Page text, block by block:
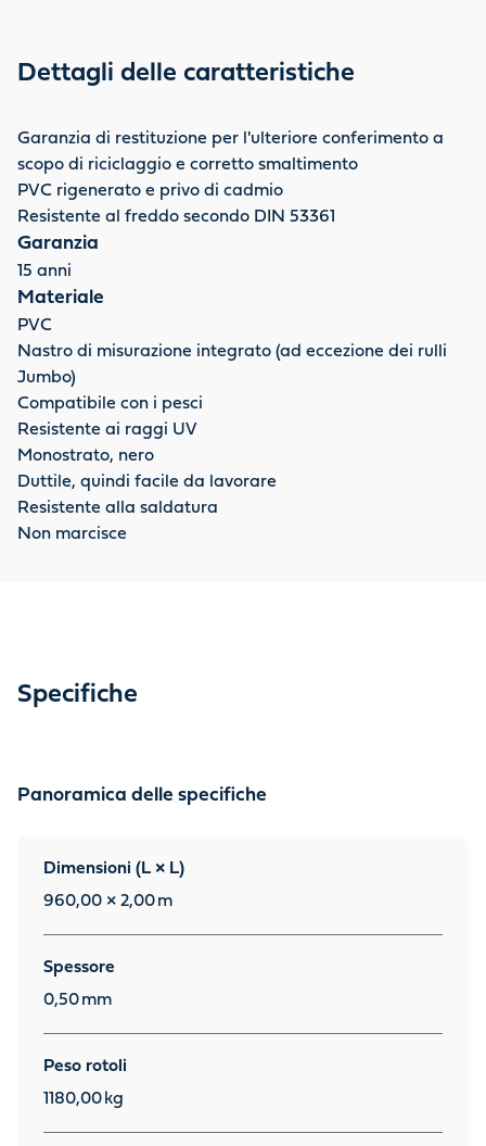
Dettagli delle caratteristiche
Garanzia di restituzione per l'ulteriore conferimento a
scopo di riciclaggio e corretto smaltimento
PVC rigenerato e privo di cadmio
Resistente al freddo secondo DIN 53361
Garanzia
15 anni
Materiale
PVC
Nastro di misurazione integrato (ad eccezione dei rulli
Jumbo)
Compatibile con i pesci
Resistente ai raggi UV
Monostrato, nero
Duttile, quindi facile da lavorare
Resistente alla saldatura
Non marcisce
Specifiche
Panoramica delle specifiche
Dimensioni (L × L)
960,00 × 2,00 m
Spessore
0,50 mm
Peso rotoli
1180,00 kg